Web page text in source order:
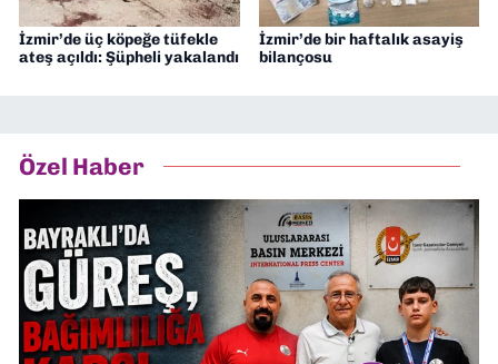
İzmir’de üç köpeğe tüfekle
ateş açıldı: Şüpheli yakalandı
İzmir’de bir haftalık asayiş
bilançosu
Özel Haber